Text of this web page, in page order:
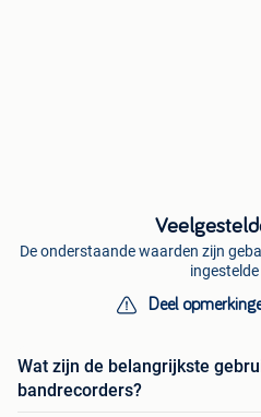
De onderstaande waarden zijn
Deel
Wat zijn de belangrijkste
bandrecorders?